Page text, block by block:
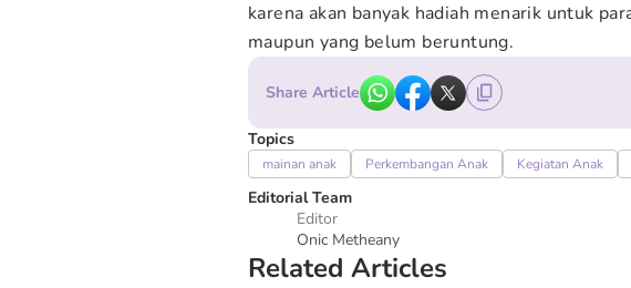
karena akan banyak hadiah menarik untuk
maupun yang belum beruntung.
Share Article
Topics
mainan anak Perkembangan Anak Kegiatan Anak
Editorial Team
Editor
Onic Metheany
Related Articles